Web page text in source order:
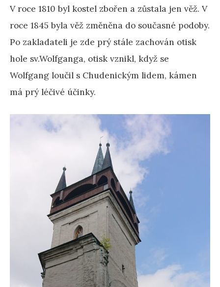
V roce 1810 byl kostel zbořen a zůstala jen věž. V
roce 1845 byla věž změněna do současné podoby.
Po zakladateli je zde prý stále zachován otisk
hole sv.Wolfganga, otisk vznikl, když se
Wolfgang loučil s Chudenickým lidem, kámen
má prý léčivé účinky.